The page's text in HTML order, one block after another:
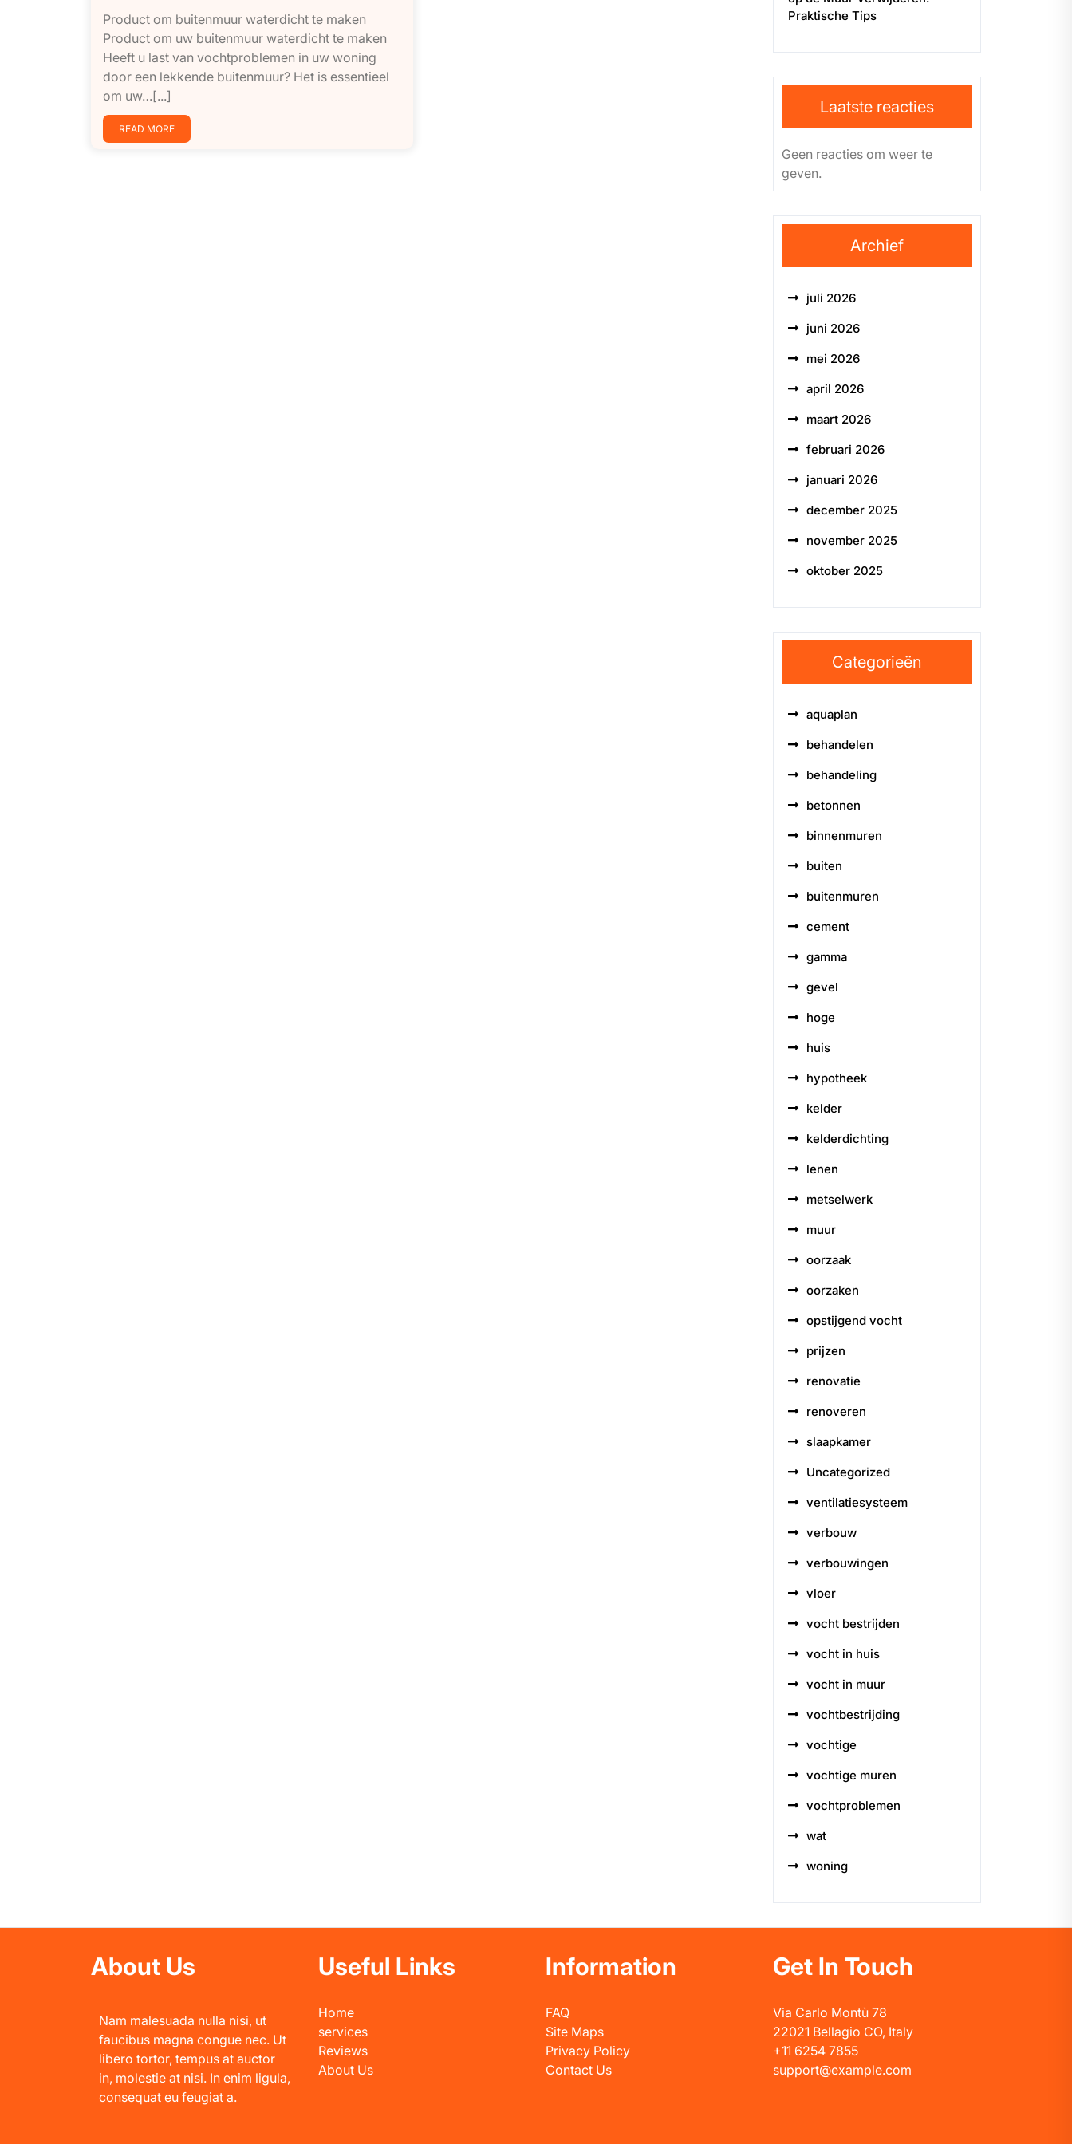
Product om buitenmuur waterdicht te maken
Product om uw buitenmuur waterdicht te maken
Heeft u last van vochtproblemen in uw woning
door een lekkende buitenmuur? Het is essentieel
om uw…[...]
READ MORE
Praktische Tips
Laatste reacties
Geen reacties om weer te
geven.
Archief
juli 2026
juni 2026
mei 2026
april 2026
maart 2026
februari 2026
januari 2026
december 2025
november 2025
oktober 2025
Categorieën
aquaplan
behandelen
behandeling
betonnen
binnenmuren
buiten
buitenmuren
cement
gamma
gevel
hoge
huis
hypotheek
kelder
kelderdichting
lenen
metselwerk
muur
oorzaak
oorzaken
opstijgend vocht
prijzen
renovatie
renoveren
slaapkamer
Uncategorized
ventilatiesysteem
verbouw
verbouwingen
vloer
vocht bestrijden
vocht in huis
vocht in muur
vochtbestrijding
vochtige
vochtige muren
vochtproblemen
wat
woning
About Us
Nam malesuada nulla nisi, ut
faucibus magna congue nec. Ut
libero tortor, tempus at auctor
in, molestie at nisi. In enim ligula,
consequat eu feugiat a.
Useful Links
Home
services
Reviews
About Us
Information
FAQ
Site Maps
Privacy Policy
Contact Us
Get In Touch
Via Carlo Montù 78
22021 Bellagio CO, Italy
+11 6254 7855
support@example.com